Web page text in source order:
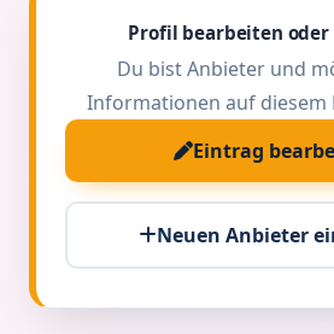
Profil bearbeiten oder
Du bist Anbieter und
Informationen auf diesem
Eintrag
Neuen Anbieter